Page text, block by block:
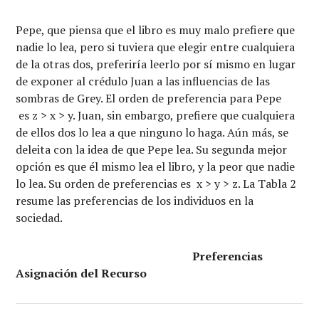
Pepe, que piensa que el libro es muy malo prefiere que
nadie lo lea, pero si tuviera que elegir entre cualquiera
de la otras dos, preferiría leerlo por sí mismo en lugar
de exponer al crédulo Juan a las influencias de las
sombras de Grey. El orden de preferencia para Pepe
es z > x > y. Juan, sin embargo, prefiere que cualquiera
de ellos dos lo lea a que ninguno lo haga. Aún más, se
deleita con la idea de que Pepe lea. Su segunda mejor
opción es que él mismo lea el libro, y la peor que nadie
lo lea. Su orden de preferencias es x > y > z. La Tabla 2
resume las preferencias de los individuos en la
sociedad.
Preferencias
Asignación del Recurso